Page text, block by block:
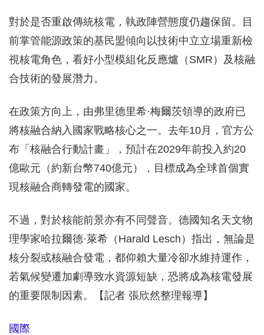
對於是否重啟傳統核電，執政陣營態度仍趨保留。目
前掌管能源政策的基民盟傾向以技術中立立場重新檢
視核電角色，看好小型模組化反應爐（SMR）及核融
合技術的發展潛力。
在政策方向上，由弗里德里希·梅爾茨領導的政府已
將核融合納入國家戰略核心之一。去年10月，官方公
布「核融合行動計畫」，預計在2029年前投入約20
億歐元（約新台幣740億元），目標成為全球首個實
現核融合商轉發電的國家。
不過，對於核能前景亦有不同聲音。德國知名天文物
理學家哈拉爾德·萊希（Harald Lesch）指出，無論是
核分裂或核融合發電，都仰賴大量冷卻水維持運作，
若氣候變遷加劇導致水資源短缺，恐將成為核電發展
的重要限制因素。【記者 張欣然整理報導】
國際